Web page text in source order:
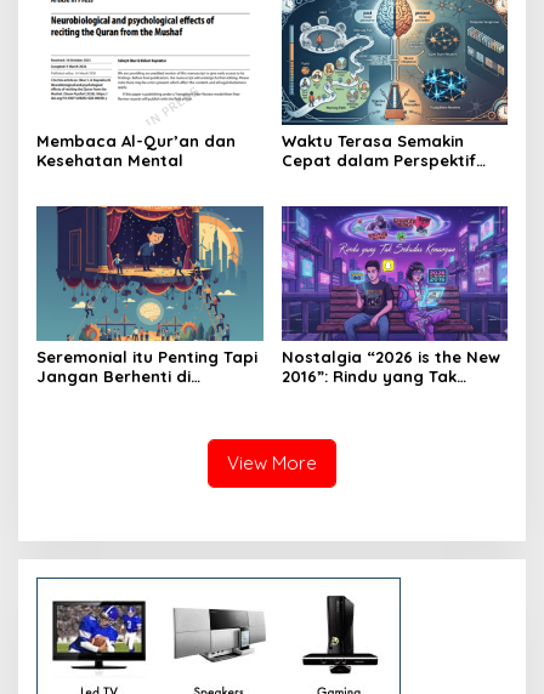
Membaca Al-Qur’an dan
Kesehatan Mental
Waktu Terasa Semakin
Cepat dalam Perspektif
Seremonial itu Penting Tapi
Jangan Berhenti di
Nostalgia “2026 is the New
2016”: Rindu yang Tak
View More